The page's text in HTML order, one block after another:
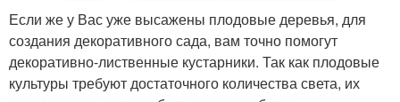
Если же у Вас уже высажены плодовые деревья, для
создания декоративного сада, вам точно помогут
декоративно-лиственные кустарники. Так как плодовые
культуры требуют достаточного количества света, их